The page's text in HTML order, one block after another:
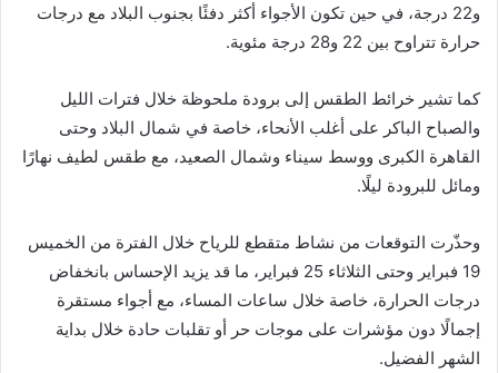
و22 درجة، في حين تكون الأجواء أكثر دفئًا بجنوب البلاد مع درجات
حرارة تتراوح بين 22 و28 درجة مئوية.
كما تشير خرائط الطقس إلى برودة ملحوظة خلال فترات الليل
والصباح الباكر على أغلب الأنحاء، خاصة في شمال البلاد وحتى
القاهرة الكبرى ووسط سيناء وشمال الصعيد، مع طقس لطيف نهارًا
ومائل للبرودة ليلًا.
وحذّرت التوقعات من نشاط متقطع للرياح خلال الفترة من الخميس
19 فبراير وحتى الثلاثاء 25 فبراير، ما قد يزيد الإحساس بانخفاض
درجات الحرارة، خاصة خلال ساعات المساء، مع أجواء مستقرة
إجمالًا دون مؤشرات على موجات حر أو تقلبات حادة خلال بداية
الشهر الفضيل.